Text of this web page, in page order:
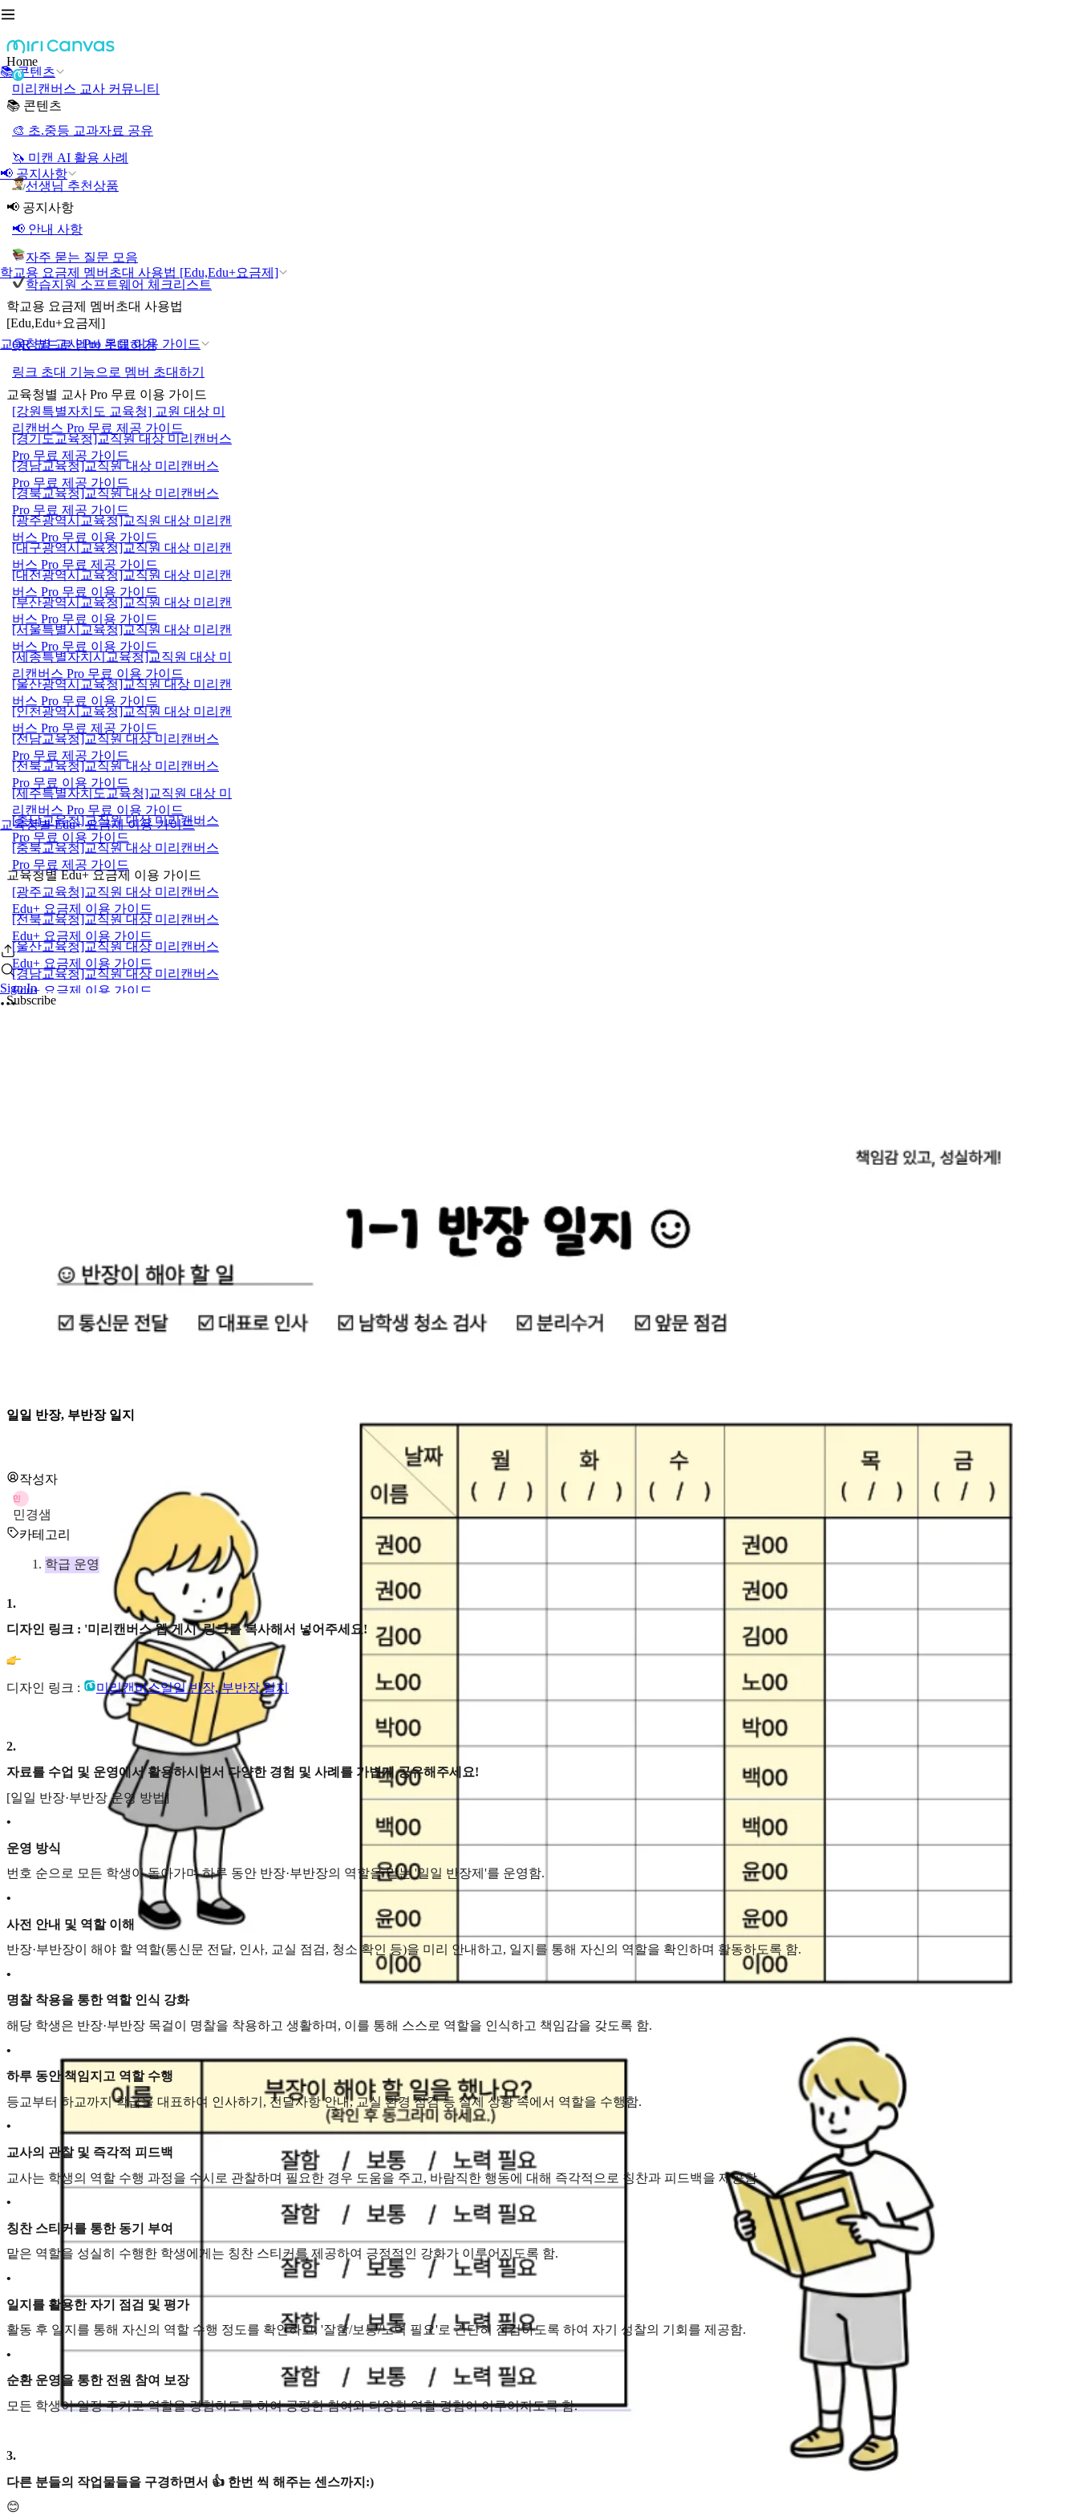
📚 콘텐츠
📢 공지사항
학교용 요금제 멤버초대 사용법 [Edu,Edu+요금제]
교육청별 교사 Pro 무료 이용 가이드
교육청별 Edu+ 요금제 이용 가이드
Sign In
Home
미리캔버스 교사 커뮤니티
📚 콘텐츠
🎨 초.중등 교과자료 공유
🦄 미캔 AI 활용 사례
선생님 추천상품
📢 공지사항
📢 안내 사항
자주 묻는 질문 모음
학습지원 소프트웨어 체크리스트
학교용 요금제 멤버초대 사용법
[Edu,Edu+요금제]
QR 코드로 멤버 초대하기
링크 초대 기능으로 멤버 초대하기
교육청별 교사 Pro 무료 이용 가이드
[강원특별자치도 교육청] 교원 대상 미
리캔버스 Pro 무료 제공 가이드
[경기도교육청]교직원 대상 미리캔버스
Pro 무료 제공 가이드
[경남교육청]교직원 대상 미리캔버스
Pro 무료 제공 가이드
[경북교육청]교직원 대상 미리캔버스
Pro 무료 제공 가이드
[광주광역시교육청]교직원 대상 미리캔
버스 Pro 무료 이용 가이드
[대구광역시교육청]교직원 대상 미리캔
버스 Pro 무료 제공 가이드
[대전광역시교육청]교직원 대상 미리캔
버스 Pro 무료 이용 가이드
[부산광역시교육청]교직원 대상 미리캔
버스 Pro 무료 이용 가이드
[서울특별시교육청]교직원 대상 미리캔
버스 Pro 무료 이용 가이드
[세종특별자치시교육청]교직원 대상 미
리캔버스 Pro 무료 이용 가이드
[울산광역시교육청]교직원 대상 미리캔
버스 Pro 무료 이용 가이드
[인천광역시교육청]교직원 대상 미리캔
버스 Pro 무료 제공 가이드
[전남교육청]교직원 대상 미리캔버스
Pro 무료 제공 가이드
[전북교육청]교직원 대상 미리캔버스
Pro 무료 이용 가이드
[제주특별자치도교육청]교직원 대상 미
리캔버스 Pro 무료 이용 가이드
[충남교육청]교직원 대상 미리캔버스
Pro 무료 이용 가이드
[충북교육청]교직원 대상 미리캔버스
Pro 무료 제공 가이드
교육청별 Edu+ 요금제 이용 가이드
[광주교육청]교직원 대상 미리캔버스
Edu+ 요금제 이용 가이드
[전북교육청]교직원 대상 미리캔버스
Edu+ 요금제 이용 가이드
[울산교육청]교직원 대상 미리캔버스
Edu+ 요금제 이용 가이드
[경남교육청]교직원 대상 미리캔버스
Edu+ 요금제 이용 가이드
Subscribe
일일 반장, 부반장 일지
작성자
민
민경샘
카테고리
학급 운영
1.
디자인 링크 : '미리캔버스 웹 게시' 링크를 복사해서 넣어주세요!
디자인 링크 : 미리캔버스일일 반장, 부반장 일지
2.
자료를 수업 및 운영에서 활용하시면서 다양한 경험 및 사례를 가볍게 공유해주세요!
[일일 반장·부반장 운영 방법]
•
운영 방식
번호 순으로 모든 학생이 돌아가며 하루 동안 반장·부반장의 역할을 맡는 '일일 반장제'를 운영함.
•
사전 안내 및 역할 이해
반장·부반장이 해야 할 역할(통신문 전달, 인사, 교실 점검, 청소 확인 등)을 미리 안내하고, 일지를 통해 자신의 역할을 확인하며 활동하도록 함.
•
명찰 착용을 통한 역할 인식 강화
해당 학생은 반장·부반장 목걸이 명찰을 착용하고 생활하며, 이를 통해 스스로 역할을 인식하고 책임감을 갖도록 함.
•
하루 동안 책임지고 역할 수행
등교부터 하교까지 학급을 대표하여 인사하기, 전달사항 안내, 교실 환경 점검 등 실제 상황 속에서 역할을 수행함.
•
교사의 관찰 및 즉각적 피드백
교사는 학생의 역할 수행 과정을 수시로 관찰하며 필요한 경우 도움을 주고, 바람직한 행동에 대해 즉각적으로 칭찬과 피드백을 제공함.
•
칭찬 스티커를 통한 동기 부여
맡은 역할을 성실히 수행한 학생에게는 칭찬 스티커를 제공하여 긍정적인 강화가 이루어지도록 함.
•
일지를 활용한 자기 점검 및 평가
활동 후 일지를 통해 자신의 역할 수행 정도를 확인하고, '잘함/보통/노력 필요'로 간단히 점검하도록 하여 자기 성찰의 기회를 제공함.
•
순환 운영을 통한 전원 참여 보장
모든 학생이 일정 주기로 역할을 경험하도록 하여 공평한 참여와 다양한 역할 경험이 이루어지도록 함.
3.
다른 분들의 작업물들을 구경하면서 👍 한번 씩 해주는 센스까지:)
😊